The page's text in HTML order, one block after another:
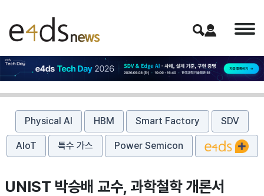
Physical AI HBM Smart Factory SDV
AIoT 특수 가스 Power Semicon
UNIST 박승배 교수, 과학철학 개론서